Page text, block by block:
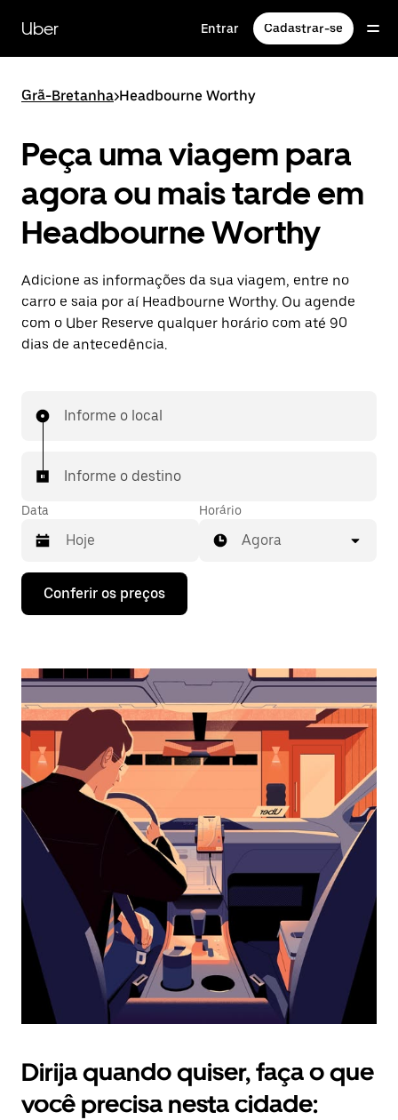
para
conteúdo
Uber Entrar Cadastrar-se
Grã-Bretanha>Headbourne Worthy
Peça uma viagem para
agora ou mais tarde em
Headbourne Worthy
Adicione as informações da sua viagem, entre no
carro e saia por aí Headbourne Worthy. Ou agende
com o Uber Reserve qualquer horário com até 90
dias de antecedência.
Informe o local
Informe o destino
Data
Pressione
seta
interagir
o
calendário
selecionar
uma
data.
Pressione
a
tecla
“ESC”
o
calendário.
Horário
Agora
Conferir os preços
Dirija quando quiser, faça o que
você precisa nesta cidade: